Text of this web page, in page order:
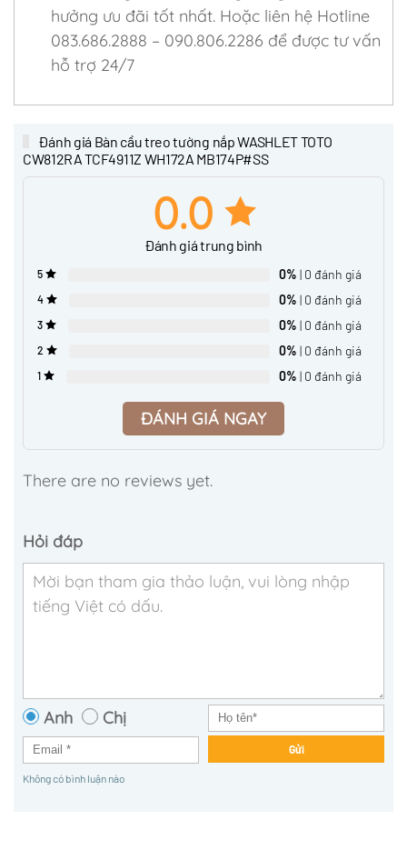
hưởng ưu đãi tốt nhất. Hoặc liên hệ Hotline
083.686.2888 – 090.806.2286 để được tư vấn
hỗ trợ 24/7
Đánh giá Bàn cầu treo tường nắp WASHLET TOTO
CW812RA TCF4911Z WH172A MB174P#SS
0.0
Đánh giá trung bình
5 0% | 0 đánh giá
4 0% | 0 đánh giá
3 0% | 0 đánh giá
2 0% | 0 đánh giá
1 0% | 0 đánh giá
ĐÁNH GIÁ NGAY
There are no reviews yet.
Hỏi đáp
Anh Chị
Gửi
Không có bình luận nào